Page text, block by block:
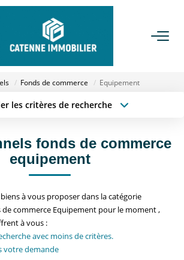
GESTION
NOTRE AGENCE
Qui Sommes Nous
Notre Équipe
Fonds de commerce Equipement
les critères de recherche
Surface min
alerte
fonds de commerce
equipement
à vous proposer dans la catégorie
de commerce Equipement pour le moment ,
à vous :
avec moins de critères.
votre demande